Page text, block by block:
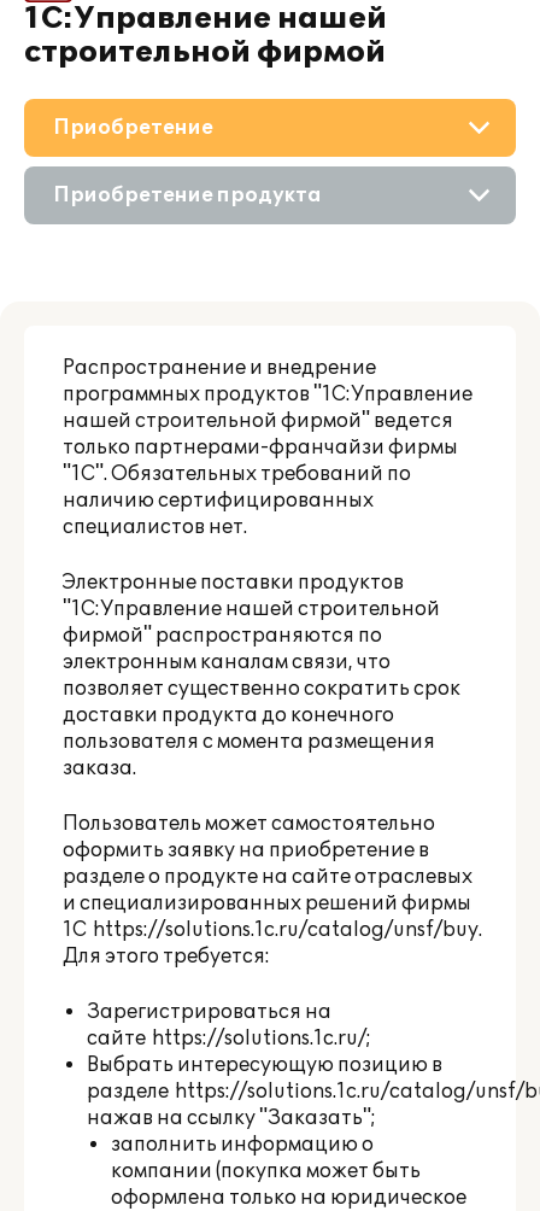
1С:Управление нашей
строительной фирмой
О решении
Приобретение
Материалы
Партнерам
Приобретение продукта
Аренда продукта
Распространение и внедрение
программных продуктов "1С:Управление
нашей строительной фирмой" ведется
только партнерами-франчайзи фирмы
"1С". Обязательных требований по
наличию сертифицированных
специалистов нет.
Электронные поставки продуктов
"1С:Управление нашей строительной
фирмой" распространяются по
электронным каналам связи, что
позволяет существенно сократить срок
доставки продукта до конечного
пользователя с момента размещения
заказа.
Пользователь может самостоятельно
оформить заявку на приобретение в
разделе о продукте на сайте отраслевых
и специализированных решений фирмы
1С https://solutions.1c.ru/catalog/unsf/buy.
Для этого требуется:
Зарегистрироваться на
сайте https://solutions.1c.ru/;
Выбрать интересующую позицию в
разделе https://solutions.1c.ru/catalog/unsf/
нажав на ссылку "Заказать";
заполнить информацию о
компании (покупка может быть
оформлена только на юридическое